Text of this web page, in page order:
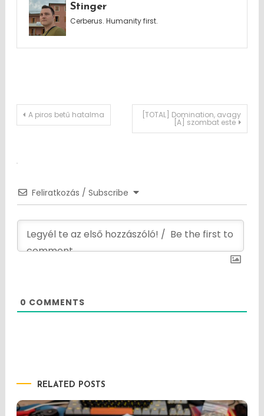
Stinger
Cerberus. Humanity first.
Post
A piros betű hatalma [TOTAL] Domination, avagy
[A] szombat este
Feliratkozás / Subscribe
0 COMMENTS
RELATED POSTS